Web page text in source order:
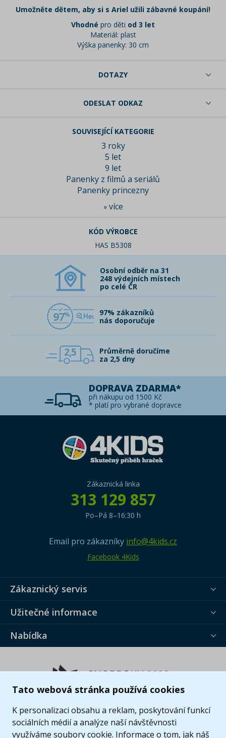
Tato webová stránka používá cookies
K personalizaci obsahu a reklam, poskytování funkcí
sociálních médií a analýze naší návštěvnosti
využíváme soubory cookie. Informace o tom, jak náš
Umožněte dětem, aby si s Ariel užili zábavné koupání!
Vhodné pro děti od 3 let
Materiál: plast
Výška panenky: 30 cm
DOTAZY
ODESLAT ODKAZ
SOUVISEJÍCÍ KATEGORIE
3 roky
5 let
9 let
Panenky z filmů a seriálů
Panenky princezny
» více
KÓD VÝROBCE
HAS B5308
Osobní odběr na 31
248 výdejních místech
po celé ČR
97
97% zákazníků
nás doporučuje
2,5
Průměrně doručíme
za 2,5 dny
DOPRAVA ZDARMA*
při nákupu od 1500 Kč
* platí pro vybrané dopravce
Zákaznická linka
313 129 857
Po–Pá 8–16:30 h
Email pro zákazníky info@4kids.cz
Facebook 4Kids
Zákaznický servis
Užitečné informace
Nabídka